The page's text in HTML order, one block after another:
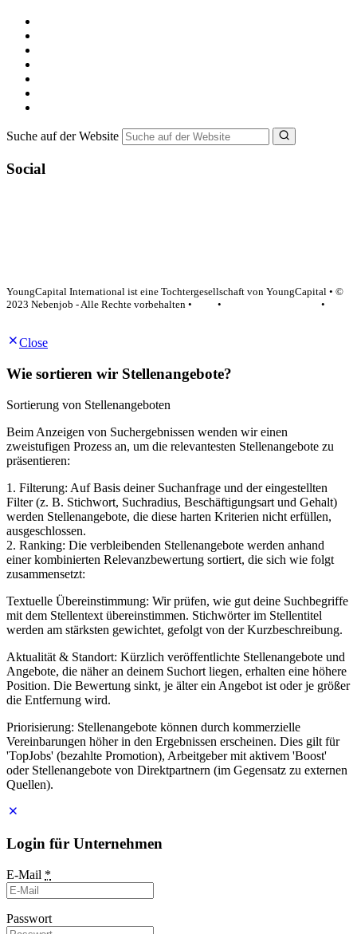
Suche auf der Website
Social
YoungCapital International ist eine Tochtergesellschaft von YoungCapital • ©
2023 Nebenjob - Alle Rechte vorbehalten •
•
•
Close
Wie sortieren wir Stellenangebote?
Sortierung von Stellenangeboten
Beim Anzeigen von Suchergebnissen wenden wir einen
zweistufigen Prozess an, um die relevantesten Stellenangebote zu
präsentieren:
1. Filterung: Auf Basis deiner Suchanfrage und der eingestellten
Filter (z. B. Stichwort, Suchradius, Beschäftigungsart und Gehalt)
werden Stellenangebote, die diese harten Kriterien nicht erfüllen,
ausgeschlossen.
2. Ranking: Die verbleibenden Stellenangebote werden anhand
einer kombinierten Relevanzbewertung sortiert, die sich wie folgt
zusammensetzt:
Textuelle Übereinstimmung: Wir prüfen, wie gut deine Suchbegriffe
mit dem Stellentext übereinstimmen. Stichwörter im Stellentitel
werden am stärksten gewichtet, gefolgt von der Kurzbeschreibung.
Aktualität & Standort: Kürzlich veröffentlichte Stellenangebote und
Angebote, die näher an deinem Suchort liegen, erhalten eine höhere
Position. Die Bewertung sinkt, je älter ein Angebot ist oder je größer
die Entfernung wird.
Priorisierung: Stellenangebote können durch kommerzielle
Vereinbarungen höher in den Ergebnissen erscheinen. Dies gilt für
'TopJobs' (bezahlte Promotion), Arbeitgeber mit aktivem 'Boost'
oder Stellenangebote von Direktpartnern (im Gegensatz zu externen
Quellen).
Login für Unternehmen
E-Mail *
Passwort